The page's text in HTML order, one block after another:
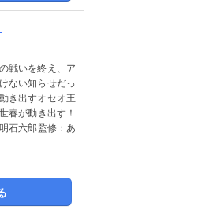
戦いを終え、ア
ない知らせだっ
き出すオセオ王
春が動き出す！
石六郎監修：あ